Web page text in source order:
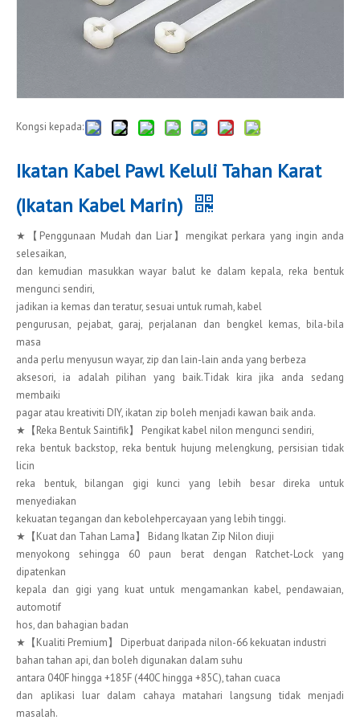
Kongsi kepada:
Ikatan Kabel Pawl Keluli Tahan Karat
(Ikatan Kabel Marin)
★【Penggunaan Mudah dan Liar】mengikat perkara yang ingin anda
selesaikan,
dan kemudian masukkan wayar balut ke dalam kepala, reka bentuk
mengunci sendiri,
jadikan ia kemas dan teratur, sesuai untuk rumah, kabel
pengurusan, pejabat, garaj, perjalanan dan bengkel kemas, bila-bila
masa
anda perlu menyusun wayar, zip dan lain-lain anda yang berbeza
aksesori, ia adalah pilihan yang baik.Tidak kira jika anda sedang
membaiki
pagar atau kreativiti DIY, ikatan zip boleh menjadi kawan baik anda.
★【Reka Bentuk Saintifik】 Pengikat kabel nilon mengunci sendiri,
reka bentuk backstop, reka bentuk hujung melengkung, persisian tidak
licin
reka bentuk, bilangan gigi kunci yang lebih besar direka untuk
menyediakan
kekuatan tegangan dan kebolehpercayaan yang lebih tinggi.
★【Kuat dan Tahan Lama】 Bidang Ikatan Zip Nilon diuji
menyokong sehingga 60 paun berat dengan Ratchet-Lock yang
dipatenkan
kepala dan gigi yang kuat untuk mengamankan kabel, pendawaian,
automotif
hos, dan bahagian badan
★【Kualiti Premium】 Diperbuat daripada nilon-66 kekuatan industri
bahan tahan api, dan boleh digunakan dalam suhu
antara 040F hingga +185F (440C hingga +85C), tahan cuaca
dan aplikasi luar dalam cahaya matahari langsung tidak menjadi
masalah.